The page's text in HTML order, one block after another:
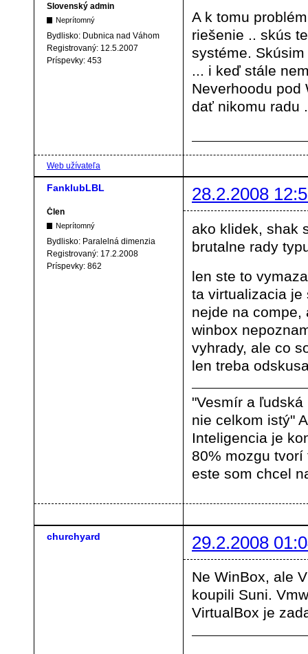
Slovenský admin
Neprítomný
Bydlisko: Dubnica nad Váhom
Registrovaný: 12.5.2007
Príspevky: 453
A k tomu
riešenie .. skús
systéme.
... i keď stále
Neverhoodu pod
dať nikomu radu
Web užívateľa
FanklubLBL 28.2.2008
Člen
Neprítomný
Bydlisko: Paralelná dimenzia
Registrovaný: 17.2.2008
Príspevky: 862
ako klidek, shak
brutalne rady
len ste to
ta virtualizacia je
nejde na compe,
winbox
vyhrady, ale co
len treba
"Vesmír a
nie celkom istý"
Inteligencia je
80% mozgu
este som chcel
churchyard 29.2.2008
Ne WinBox, ale
koupili Suni.
VirtualBox je